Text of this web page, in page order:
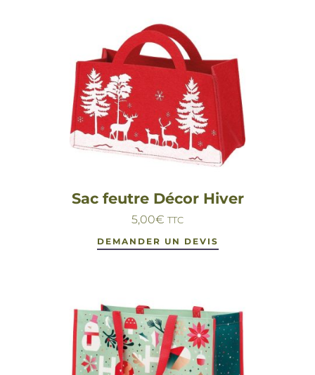
Sac feutre Décor Hiver
5,00€ TTC
DEMANDER UN DEVIS